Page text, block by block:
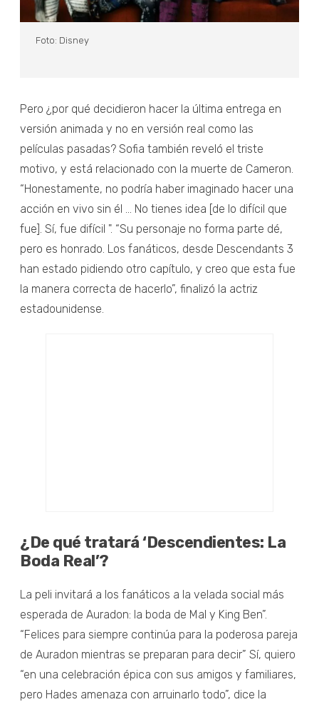
Foto: Disney
Pero ¿por qué decidieron hacer la última entrega en
versión animada y no en versión real como las
películas pasadas? Sofia también reveló el triste
motivo, y está relacionado con la muerte de Cameron.
“Honestamente, no podría haber imaginado hacer una
acción en vivo sin él ... No tienes idea [de lo difícil que
fue]. Sí, fue difícil ". “Su personaje no forma parte dé,
pero es honrado. Los fanáticos, desde Descendants 3
han estado pidiendo otro capítulo, y creo que esta fue
la manera correcta de hacerlo”, finalizó la actriz
estadounidense.
¿De qué tratará ‘Descendientes: La
Boda Real’?
La peli invitará a los fanáticos a la velada social más
esperada de Auradon: la boda de Mal y King Ben”.
“Felices para siempre continúa para la poderosa pareja
de Auradon mientras se preparan para decir” Sí, quiero
“en una celebración épica con sus amigos y familiares,
pero Hades amenaza con arruinarlo todo”, dice la